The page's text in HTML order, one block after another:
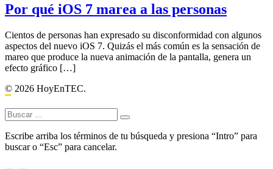
Por qué iOS 7 marea a las personas
Cientos de personas han expresado su disconformidad con algunos
aspectos del nuevo iOS 7. Quizás el más común es la sensación de
mareo que produce la nueva animación de la pantalla, genera un
efecto gráfico […]
© 2026 HoyEnTEC.
Buscar:
Escribe arriba los términos de tu búsqueda y presiona “Intro” para
buscar o “Esc” para cancelar.